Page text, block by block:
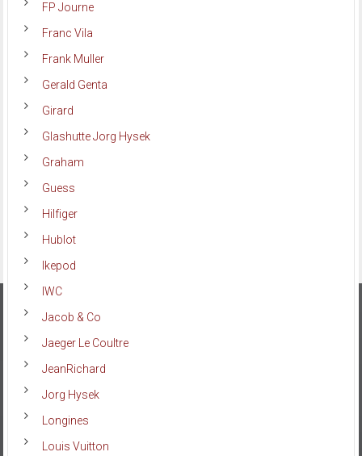
FP Journe
Franc Vila
Frank Muller
Gerald Genta
Girard
Glashutte Jorg Hysek
Graham
Guess
Hilfiger
Hublot
Ikepod
IWC
Jacob & Co
Jaeger Le Coultre
JeanRichard
Jorg Hysek
Longines
Louis Vuitton